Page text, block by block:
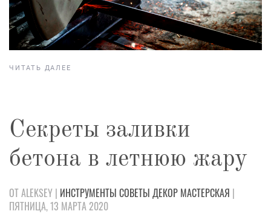
ЧИТАТЬ ДАЛЕЕ
Секреты заливки
бетона в летнюю жару
ОТ ALEKSEY | ИНСТРУМЕНТЫ СОВЕТЫ ДЕКОР МАСТЕРСКАЯ |
ПЯТНИЦА, 13 МАРТА 2020